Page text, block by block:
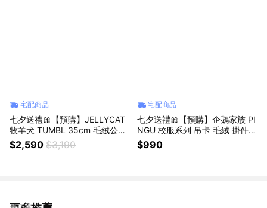
宅配商品
七夕送禮🎀【預購】JELLYCAT
牧羊犬 TUMBL 35cm 毛絨公仔
海外代購保證正版 生日禮物 情
人節禮物
$2,590 $3,190
宅配商品
七夕送禮🎀【預購】企鵝家族 PI
NGU 校服系列 吊卡 毛絨 掛件
吊飾 娃娃 生日禮物 情人節禮物
情人節快樂
$990